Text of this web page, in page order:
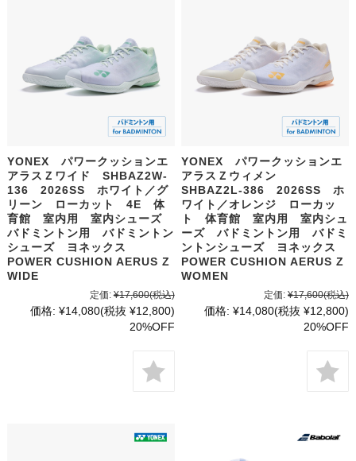
YONEX パワークッションエ
アラスＺワイド SHBAZ2W-
136 2026SS ホワイト／グ
リーン ローカット 4E 体
育館 室内用 室内シューズ
バドミントン用 バドミントン
シューズ ヨネックス
POWER CUSHION AERUS Z
WIDE
定価: ¥17,600(税込)
価格: ¥14,080(税抜 ¥12,800)
20%OFF
YONEX パワークッションエ
アラスＺウィメン
SHBAZ2L-386 2026SS ホ
ワイト／オレンジ ローカッ
ト 体育館 室内用 室内シュ
ーズ バドミントン用 バドミ
ントンシューズ ヨネックス
POWER CUSHION AERUS Z
WOMEN
定価: ¥17,600(税込)
価格: ¥14,080(税抜 ¥12,800)
20%OFF